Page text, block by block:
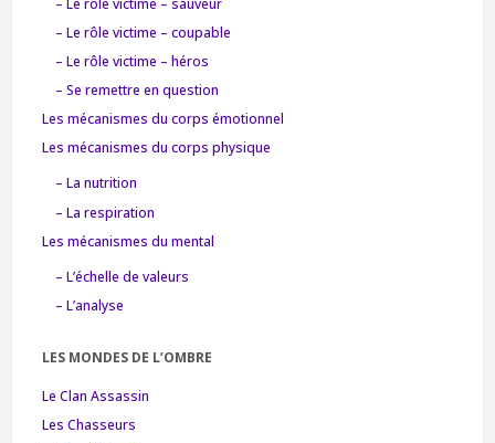
– Le rôle victime – sauveur
– Le rôle victime – coupable
– Le rôle victime – héros
– Se remettre en question
Les mécanismes du corps émotionnel
Les mécanismes du corps physique
– La nutrition
– La respiration
Les mécanismes du mental
– L’échelle de valeurs
– L’analyse
LES MONDES DE L’OMBRE
Le Clan Assassin
Les Chasseurs